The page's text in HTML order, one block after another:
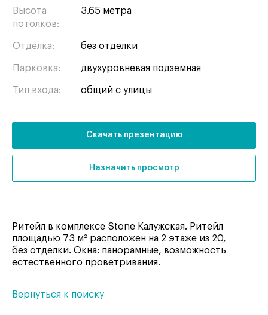
Высота
потолков:
3.65 метра
Отделка: без отделки
Парковка: двухуровневая подземная
Тип входа: общий с улицы
Скачать презентацию
Назначить просмотр
Ритейл в комплексе Stone Калужская. Ритейл
площадью 73 м² расположен на 2 этаже из 20,
без отделки. Окна: панорамные, возможность
естественного проветривания.
Вернуться к поиску